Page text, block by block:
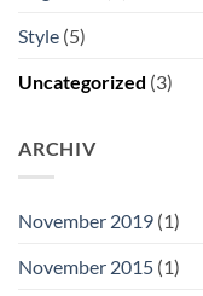
Style (5)
Uncategorized (3)
ARCHIV
November 2019 (1)
November 2015 (1)